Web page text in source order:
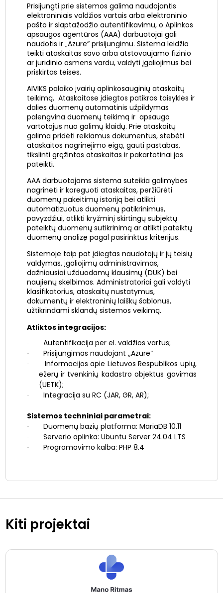
Prisijungti prie sistemos galima naudojantis
elektroniniais valdžios vartais arba elektroninio
pašto ir slaptažodžio autentifikavimu, o Aplinkos
apsaugos agentūros (AAA) darbuotojai gali
naudotis ir „Azure“ prisijungimu. Sistema leidžia
teikti ataskaitas savo arba atstovaujamo fizinio
ar juridinio asmens vardu, valdyti įgaliojimus bei
priskirtas teises.
AIVIKS palaiko įvairių aplinkosauginių ataskaitų
teikimą, Ataskaitose įdiegtos patikros taisyklės ir
dalies duomenų automatinis užpildymas
palengvina duomenų teikimą ir apsaugo
vartotojus nuo galimų klaidų. Prie ataskaitų
galima pridėti reikiamus dokumentus, stebėti
ataskaitos nagrinėjimo eigą, gauti pastabas,
tikslinti grąžintas ataskaitas ir pakartotinai jas
pateikti.
AAA darbuotojams sistema suteikia galimybes
nagrinėti ir koreguoti ataskaitas, peržiūrėti
duomenų pakeitimų istoriją bei atlikti
automatizuotus duomenų patikrinimus,
pavyzdžiui, atlikti kryžminį skirtingų subjektų
pateiktų duomenų sutikrinimą ar atlikti pateiktų
duomenų analizę pagal pasirinktus kriterijus.
Sistemoje taip pat įdiegtas naudotojų ir jų teisių
valdymas, įgaliojimų administravimas,
dažniausiai užduodamų klausimų (DUK) bei
naujienų skelbimas. Administratoriai gali valdyti
klasifikatorius, ataskaitų nustatymus,
dokumentų ir elektroninių laiškų šablonus,
užtikrindami sklandų sistemos veikimą.
Atliktos integracijos:
· Autentifikacija per el. valdžios vartus;
· Prisijungimas naudojant ,,Azure“
·
Informacijos apie Lietuvos Respublikos upių,
ežerų ir tvenkinių kadastro objektus gavimas
(UETK);
· Integracija su RC (JAR, GR, AR);
Sistemos techniniai parametrai:
· Duomenų bazių platforma: MariaDB 10.11
· Serverio aplinka: Ubuntu Server 24.04 LTS
· Programavimo kalba: PHP 8.4
Kiti projektai